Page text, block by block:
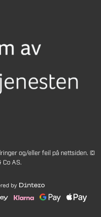
og/eller feil på nettsiden. ©
AS.